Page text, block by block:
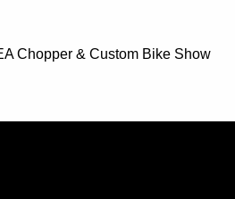
Chopper & Custom Bike Show